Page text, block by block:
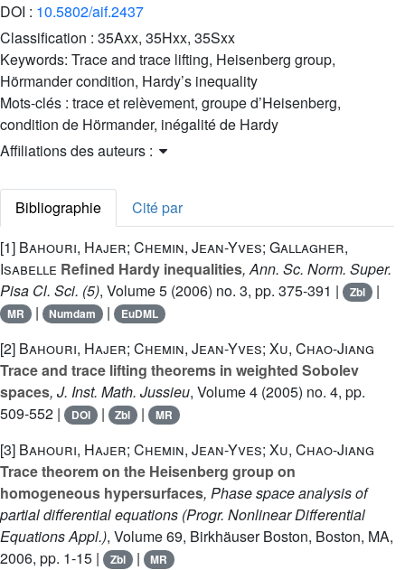
DOI : 10.5802/aif.2437
Classification : 35Axx, 35Hxx, 35Sxx
Keywords: Trace and trace lifting, Heisenberg group,
Hörmander condition, Hardy’s inequality
Mots-clés : trace et relèvement, groupe d’Heisenberg,
condition de Hörmander, inégalité de Hardy
Affiliations des auteurs :
Bibliographie
Cité par
[1] Bahouri, Hajer; Chemin, Jean-Yves; Gallagher,
Isabelle Refined Hardy inequalities, Ann. Sc. Norm. Super.
Pisa Cl. Sci. (5), Volume 5 (2006) no. 3, pp. 375-391 | Zbl |
MR | Numdam | EuDML
[2] Bahouri, Hajer; Chemin, Jean-Yves; Xu, Chao-Jiang
Trace and trace lifting theorems in weighted Sobolev
spaces, J. Inst. Math. Jussieu, Volume 4 (2005) no. 4, pp.
509-552 |
DOI | Zbl | MR
[3] Bahouri, Hajer; Chemin, Jean-Yves; Xu, Chao-Jiang
Trace theorem on the Heisenberg group on
homogeneous hypersurfaces, Phase space analysis of
partial differential equations (Progr. Nonlinear Differential
Equations Appl.), Volume 69, Birkhäuser Boston, Boston, MA,
2006, pp. 1-15 |
Zbl | MR